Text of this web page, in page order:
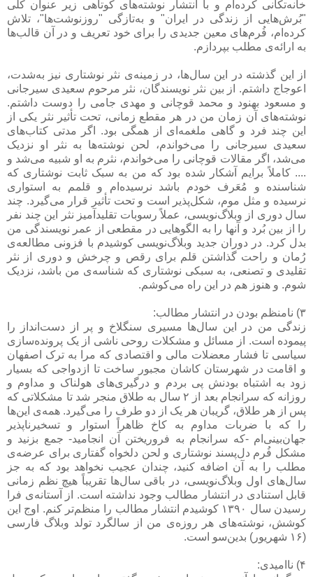
خانه‌تکانی کرده‌ام و با انتشار نوشته‌های کوتاهی زیر عنوان کلی
"بُرش‌هایی از زندگی در ایران" و به‌تازگی "روزنوشت‌ها"، تلاش
کرده‌ام، فُرم‌های معین جدیدی را برای خود تعریف و در آن قالب‌ها
به ارائه‌ی مطلب بپردازم.
از این گذشته در این سال‌ها، در زمینه‌ی نثر نوشتاری نیز به‌شدت،
اعوجاج داشتم. از بین نثر نویسندگان، نثر مرحوم سعیدی سیرجانی
و مسعود بهنود و محمد قوچانی و مهدی جامی را دوست داشتم.
نوشته‌های آن زمان من در هر مقطع زمانی، تحت تأثیر نثر یکی از
این چند فرد و گاهی ملغمه‌ای از همگی بود. اگر مدتی کتاب‌های
سعیدی سیرجانی را می‌خواندم، لحن نوشته‌ها به نثر او نزدیک
می‌شد، اگر مقالات قوچانی را می‌خواندم، نثرم به او شبیه می‌شد و
.... کاملاً برایم آشکار شده بود که من به سبک ثابت نوشتاری که
شناسنده و مُعَرف خودم باشد نرسیده‌ام و قلمم به استواری
نرسیده و مثل موم، شکل‌پذیر است و تحت تأثیر قرار می‌گیرد. چند
سال دوری از وبلاگ‌نویسی، عملاً رسوبات تقلیدآمیز نثر این چند نفر
را از بین بُرد و آنها را به الگوهایی در مقطعی از عمر نویسندگی من
بدل کرد. در دوران جدید وبلاگ‌نویسی کوشیدم با فزونی مطالعه‌ی
رُمان و راحت گذاشتن قلم برای رقص و چرخش و دوری از نثر
تقلیدی و تصنعی، به سبکی نوشتاری که شناسه‌ی من باشد، نزدیک
شوم. و هنوز هم در این راه می‌کوشم.
۳) نامنظم بودن در انتشار مطالب:
زندگی من در این سال‌ها مسیری سنگلاخ و پر از دست‌انداز را
پیموده است. از مسائل و مشکلات روحی ناشی از یک پرونده‌سازی
سیاسی تا فشار معضلات مالی و اقتصادی که مرا به ترک اصفهان
و اقامت در شهرستان کاشان مجبور ساخت تا ازدواجی که بسیار
زود به اشتباه بودنش پی بردم و درگیری‌های هولناک و مداوم و
روزانه که سرانجام بعد از ۲ سال به طلاق منجر شد تا مشکلاتی که
پس از هر طلاق، گریبان هر یک از دو طرف را می‌گیرد. همه‌ی این‌ها
را که با ضربات مداوم به کاخ ظاهراً استوار و تسخیرناپذیر
جهان‌بینی‌ام -که سرانجام به فروریختن آن انجامید- جمع بزنید و
مشکل فُرم دل‌پسند نوشتاری و لحن دلخواه گفتاری برای عرضه‌ی
مطلب را به آن اضافه کنید، چندان عجیب نخواهد بود که به جز
سال‌های اول وبلاگ‌نویسی، در باقی سال‌ها تقریباً هیچ نظم زمانی
قابل استنادی در انتشار مطالب وجود نداشته است. از آستانه‌ی فرا
رسیدن سال ۱۳۹۰ کوشیدم انتشار مطالب را منظم‌تر کنم. اوج این
کوشش، نوشته‌های هر روزه‌ی من از سالگرد تولد وبلاگ فارسی
(۱۶ شهریور) بدین‌سو است.
۴) ناامیدی: